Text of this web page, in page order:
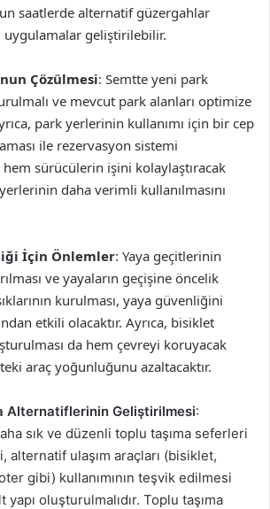
saatlerde alternatif güzergahlar
geliştirilebilir.
Çözülmesi: Semtte yeni park
ve mevcut park alanları optimize
park yerlerinin kullanımı için bir cep
ile rezervasyon sistemi
sürücülerin işini kolaylaştıracak
daha verimli kullanılmasını
İçin Önlemler: Yaya geçitlerinin
ve yayaların geçişine öncelik
kurulması, yaya güvenliğini
etkili olacaktır. Ayrıca, bisiklet
da hem çevreyi koruyacak
araç yoğunluğunu azaltacaktır.
Alternatiflerinin Geliştirilmesi:
sık ve düzenli toplu taşıma seferleri
alternatif ulaşım araçları (bisiklet,
gibi) kullanımının teşvik edilmesi
oluşturulmalıdır. Toplu taşıma